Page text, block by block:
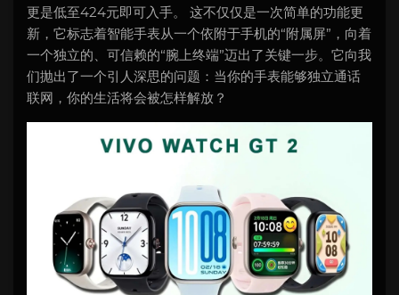
更是低至424元即可入手。 这不仅仅是一次简单的功能更
新，它标志着智能手表从一个依附于手机的“附属屏”，向着
一个独立的、可信赖的“腕上终端”迈出了关键一步。它向我
们抛出了一个引人深思的问题：当你的手表能够独立通话
联网，你的生活将会被怎样解放？